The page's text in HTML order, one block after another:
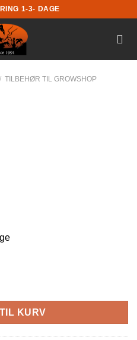
1-3- DAGE
/ TILBEHØR TIL GROWSHOP
KURV